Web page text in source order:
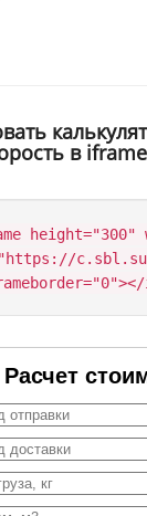
в
height="300"